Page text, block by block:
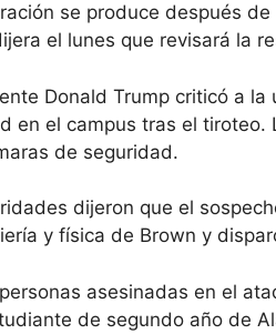
se produce después
el lunes que revisará la
Donald Trump criticó a
en el campus tras el tiroteo.
de seguridad.
dijeron que el
y física de Brown y
asesinadas en el
de segundo año de